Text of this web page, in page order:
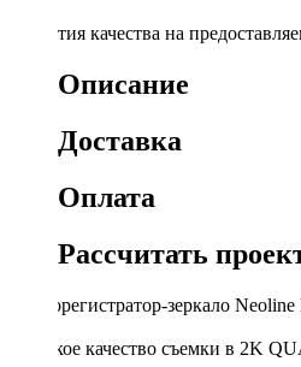
Гарантия качества на
Описание
Доставка
Оплата
Рассчитать
Видеорегистратор-зеркало
Высокое качество съемки в 2K